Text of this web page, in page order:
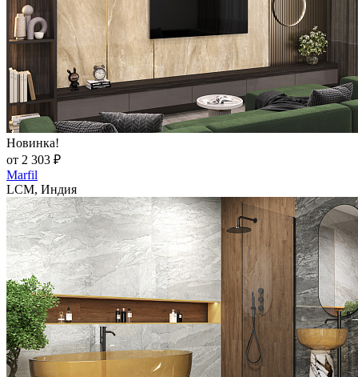
Новинка!
от 2 303 ₽
Marfil
LCM, Индия